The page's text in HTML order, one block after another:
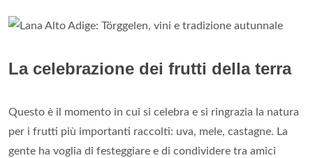
La celebrazione dei frutti della terra
Questo è il momento in cui si celebra e si ringrazia la natura
per i frutti più importanti raccolti: uva, mele, castagne. La
gente ha voglia di festeggiare e di condividere tra amici